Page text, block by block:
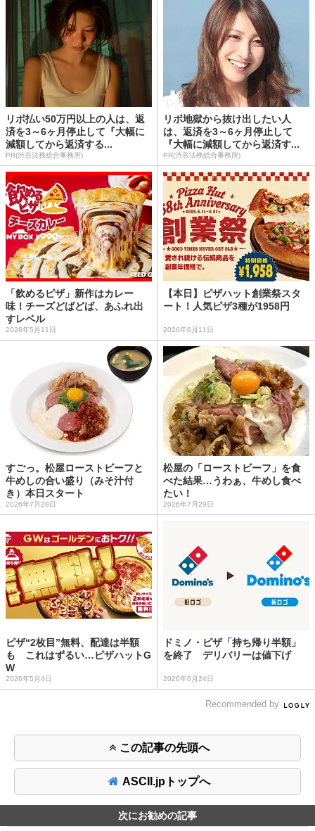
リボ払い50万円以上の人は、返
済を3～6ヶ月停止して『大幅に
減額してから返済する...
PR(渋谷法務総合事務所)
リボ地獄から抜け出したい人
は、返済を3～6ヶ月停止して
『大幅に減額してから返済す...
PR(渋谷法務総合事務所)
「飲めるピザ」新作はカレー
味！チーズどばどば、あふれ出
すレベル
2026年5月11日
【本日】ピザハット創業祭スタ
ート！人気ピザ3種が1958円
2026年6月11日
すごっ。松屋ローストビーフと
牛めしの合い盛り（みそ汁付
き）本日スタート
2026年7月28日
松屋の「ローストビーフ」を食
べた結果…うわぁ、牛めし食べ
たい！
2026年7月29日
ピザ“2枚目”無料、配達は半額
も これはずるい…ピザハットG
W
2026年5月4日
ドミノ・ピザ「持ち帰り半額」
を終了 デリバリーは値下げ
2026年6月24日
Recommended by
この記事の先頭へ
ASCII.jpトップへ
次にお勧めの記事